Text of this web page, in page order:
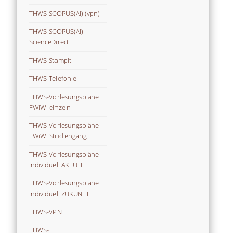
THWS-SCOPUS(AI) (vpn)
THWS-SCOPUS(AI)
ScienceDirect
THWS-Stampit
THWS-Telefonie
THWS-Vorlesungspläne
FWiWi einzeln
THWS-Vorlesungspläne
FWiWi Studiengang
THWS-Vorlesungspläne
individuell AKTUELL
THWS-Vorlesungspläne
individuell ZUKUNFT
THWS-VPN
THWS-